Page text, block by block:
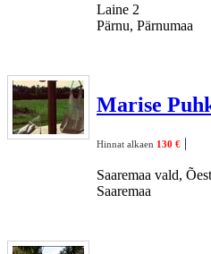
Laine 2
Pärnu, Pärnumaa
Marise
Hinnat alkaen 130 € |
Saaremaa vald,
Saaremaa